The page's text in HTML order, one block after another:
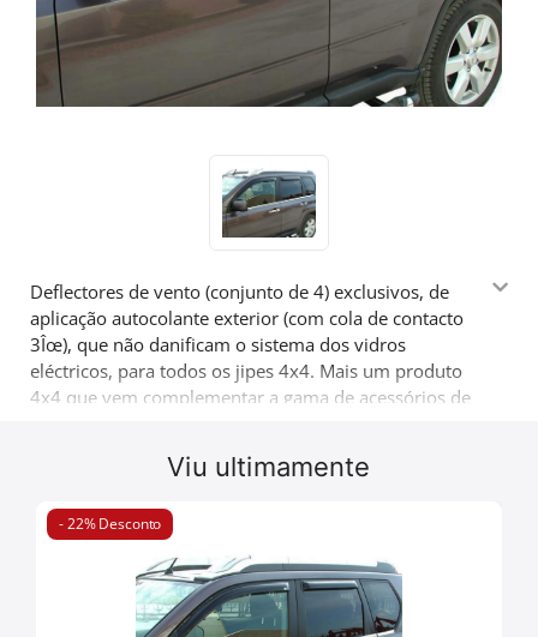
Deflectores de vento (conjunto de 4) exclusivos, de
aplicação autocolante exterior (com cola de contacto
3Îœ), que não danificam o sistema dos vidros
eléctricos, para todos os jipes 4x4. Mais um produto
4x4 que vem complementar a gama de acessórios de
Viu ultimamente
- 22% Desconto